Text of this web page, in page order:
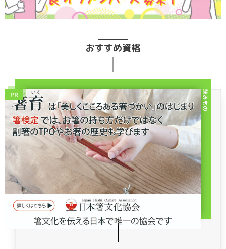
おすすめ資格
読みもの
PR